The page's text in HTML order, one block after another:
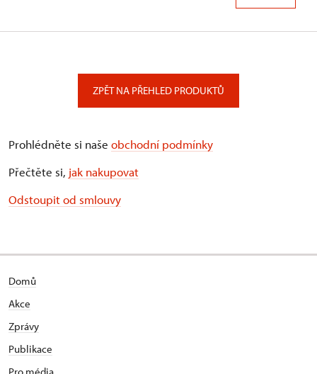
ZPĚT NA PŘEHLED PRODUKTŮ
Prohlédněte si naše obchodní podmínky
Přečtěte si, jak nakupovat
Odstoupit od smlouvy
Domů
Akce
Zprávy
Publikace